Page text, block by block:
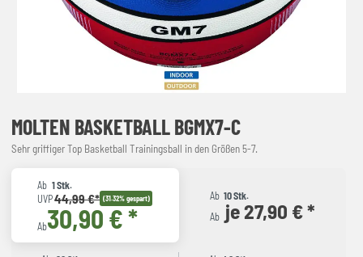
MOLTEN BASKETBALL BGMX7-C
Sehr griffiger Top Basketball Trainingsball in den Größen 5-7.
Ab 1 Stk.
UVP44,99 €* (31.32% gespart)
Ab30,90 € *
Ab 10 Stk.
Ab je 27,90 € *